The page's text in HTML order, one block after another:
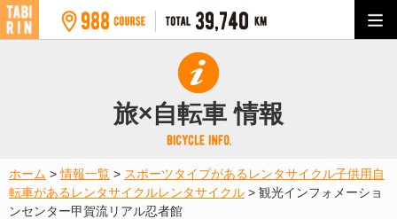
旅×自転車 情報
ホーム >情報一覧 > スポーツタイプがあるレンタサイクル子供用自
転車があるレンタサイクルレンタサイクル > 観光インフォメーショ
ンセンター甲賀流リアル忍者館